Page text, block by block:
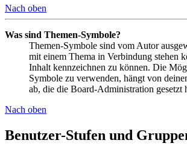
Nach oben
Was sind Themen-Symbole?
Themen-Symbole sind vom Autor
mit einem Thema in Verbindung stehen
Inhalt kennzeichnen zu können. Die
Symbole zu verwenden, hängt von
ab, die die Board-Administration gesetzt
Nach oben
Benutzer-Stufen und